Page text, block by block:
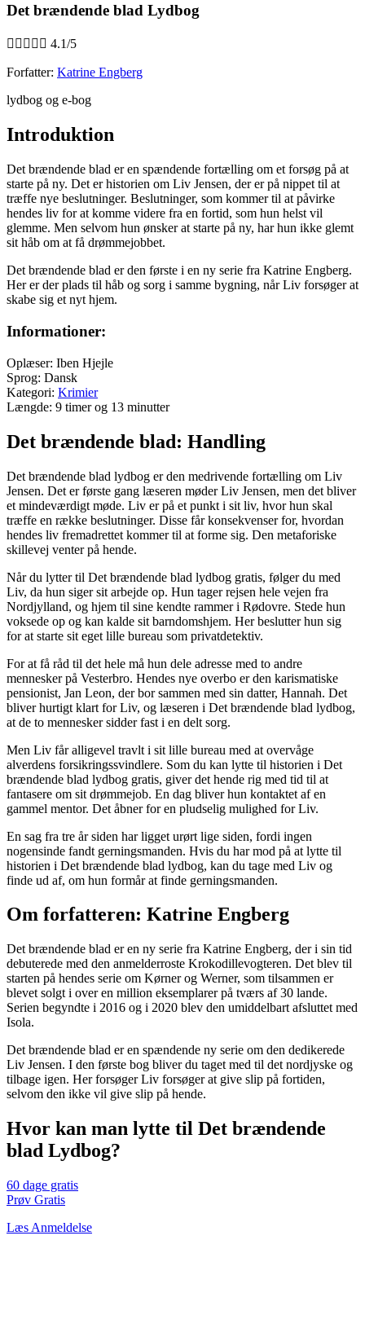
Det brændende blad Lydbog
     4.1/5
Forfatter: Katrine Engberg
lydbog og e-bog
Introduktion
Det brændende blad er en spændende fortælling om et forsøg på at
starte på ny. Det er historien om Liv Jensen, der er på nippet til at
træffe nye beslutninger. Beslutninger, som kommer til at påvirke
hendes liv for at komme videre fra en fortid, som hun helst vil
glemme. Men selvom hun ønsker at starte på ny, har hun ikke glemt
sit håb om at få drømmejobbet.
Det brændende blad er den første i en ny serie fra Katrine Engberg.
Her er der plads til håb og sorg i samme bygning, når Liv forsøger at
skabe sig et nyt hjem.
Informationer:
Oplæser: Iben Hjejle
Sprog: Dansk
Kategori: Krimier
Længde: 9 timer og 13 minutter
Det brændende blad: Handling
Det brændende blad lydbog er den medrivende fortælling om Liv
Jensen. Det er første gang læseren møder Liv Jensen, men det bliver
et mindeværdigt møde. Liv er på et punkt i sit liv, hvor hun skal
træffe en række beslutninger. Disse får konsekvenser for, hvordan
hendes liv fremadrettet kommer til at forme sig. Den metaforiske
skillevej venter på hende.
Når du lytter til Det brændende blad lydbog gratis, følger du med
Liv, da hun siger sit arbejde op. Hun tager rejsen hele vejen fra
Nordjylland, og hjem til sine kendte rammer i Rødovre. Stede hun
voksede op og kan kalde sit barndomshjem. Her beslutter hun sig
for at starte sit eget lille bureau som privatdetektiv.
For at få råd til det hele må hun dele adresse med to andre
mennesker på Vesterbro. Hendes nye overbo er den karismatiske
pensionist, Jan Leon, der bor sammen med sin datter, Hannah. Det
bliver hurtigt klart for Liv, og læseren i Det brændende blad lydbog,
at de to mennesker sidder fast i en delt sorg.
Men Liv får alligevel travlt i sit lille bureau med at overvåge
alverdens forsikringssvindlere. Som du kan lytte til historien i Det
brændende blad lydbog gratis, giver det hende rig med tid til at
fantasere om sit drømmejob. En dag bliver hun kontaktet af en
gammel mentor. Det åbner for en pludselig mulighed for Liv.
En sag fra tre år siden har ligget urørt lige siden, fordi ingen
nogensinde fandt gerningsmanden. Hvis du har mod på at lytte til
historien i Det brændende blad lydbog, kan du tage med Liv og
finde ud af, om hun formår at finde gerningsmanden.
Om forfatteren: Katrine Engberg
Det brændende blad er en ny serie fra Katrine Engberg, der i sin tid
debuterede med den anmelderroste Krokodillevogteren. Det blev til
starten på hendes serie om Kørner og Werner, som tilsammen er
blevet solgt i over en million eksemplarer på tværs af 30 lande.
Serien begyndte i 2016 og i 2020 blev den umiddelbart afsluttet med
Isola.
Det brændende blad er en spændende ny serie om den dedikerede
Liv Jensen. I den første bog bliver du taget med til det nordjyske og
tilbage igen. Her forsøger Liv forsøger at give slip på fortiden,
selvom den ikke vil give slip på hende.
Hvor kan man lytte til Det brændende
blad Lydbog?
60 dage gratis
Prøv Gratis
Læs Anmeldelse